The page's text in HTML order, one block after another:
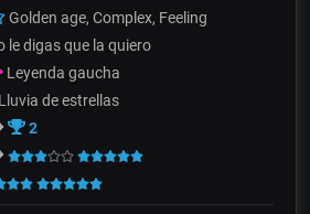
Golden age, Complex, Feeling
le digas que la quiero
Leyenda gaucha
Lluvia de estrellas
2